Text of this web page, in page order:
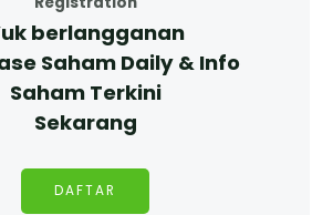
berlangganan
Saham Daily & Info
Saham Terkini
Sekarang
DAFTAR